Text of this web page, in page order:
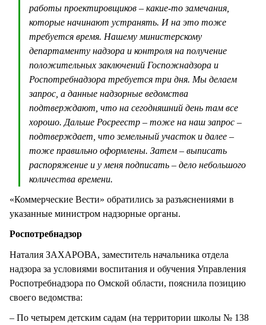
работы проектировщиков – какие-то замечания,
которые начинают устранять. И на это тоже
требуется время. Нашему министерскому
департаменту надзора и контроля на получение
положительных заключений Госпожнадзора и
Роспотребнадзора требуется три дня. Мы делаем
запрос, а данные надзорные ведомства
подтверждают, что на сегодняшний день там все
хорошо. Дальше Росреестр – тоже на наш запрос –
подтверждает, что земельный участок и далее –
тоже правильно оформлены. Затем – выписать
распоряжение и у меня подписать – дело небольшого
количества времени.
«Коммерческие Вести» обратились за разъяснениями в
указанные министром надзорные органы.
Роспотребнадзор
Наталия ЗАХАРОВА, заместитель начальника отдела
надзора за условиями воспитания и обучения Управления
Роспотребнадзора по Омской области, пояснила позицию
своего ведомства:
– По четырем детским садам (на территории школы № 138